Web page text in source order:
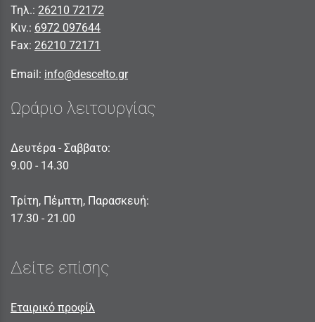
Τηλ.: 26210 72172
Κιν.: 6972 097644
Fax: 26210 72171
Email: info@descelto.gr
Ωράριο λειτουργίας
Δευτέρα - Σαββατο:
9.00 - 14.30
Τρίτη, Πέμπτη, Παρασκευή:
17.30 - 21.00
Δείτε επίσης
Εταιρικό προφίλ